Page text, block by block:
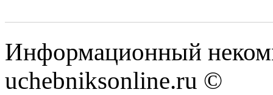
Информационный
uchebniksonline.ru ©